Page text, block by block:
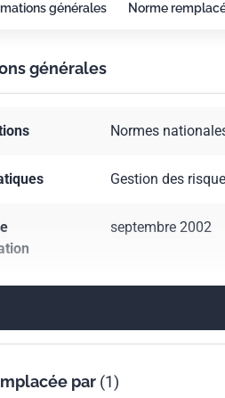
générales Norme
générales
Normes
Gestion des
septembre 2002
par (1)